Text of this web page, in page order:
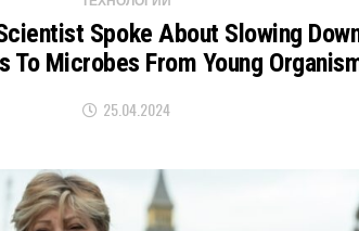
Spoke About Slowing
To Microbes From Young
25.04.2024